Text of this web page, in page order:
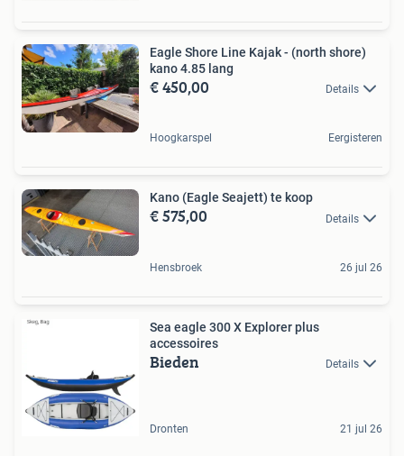
Eagle Shore Line Kajak - (north shore)
kano 4.85 lang
€ 450,00 Details
Hoogkarspel Eergisteren
Kano (Eagle Seajett) te koop
€ 575,00 Details
Hensbroek 26 jul 26
Sea eagle 300 X Explorer plus
accessoires
Bieden Details
Dronten 21 jul 26